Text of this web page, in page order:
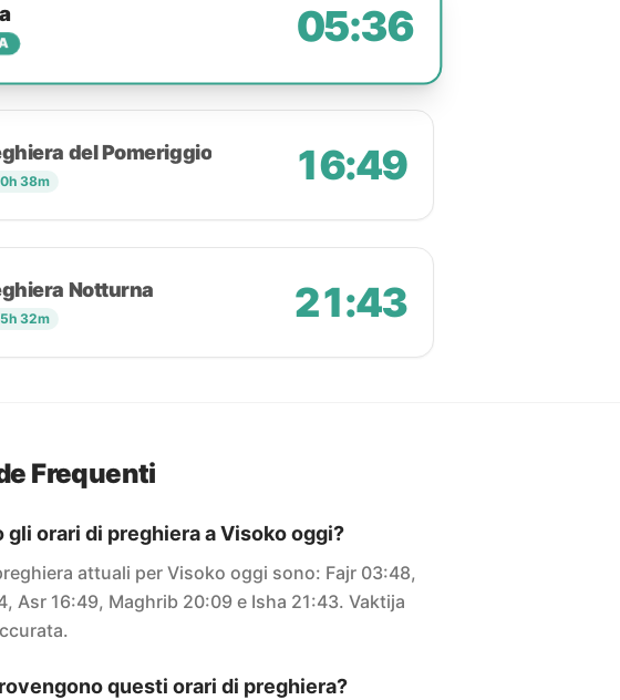
05:36
del Pomeriggio
38m 16:49
Notturna
32m 21:43
Frequenti
gli orari di preghiera a Visoko oggi?
attuali per Visoko oggi sono: Fajr 03:48,
Asr 16:49, Maghrib 20:09 e Isha 21:43. Vaktija
questi orari di preghiera?